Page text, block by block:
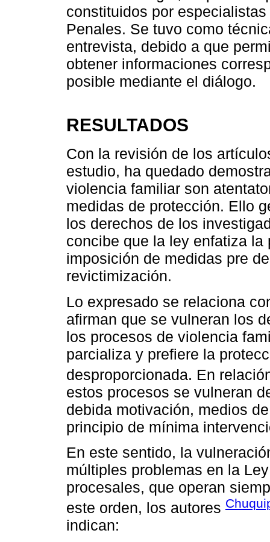
constituidos por
Penales. Se tuvo como
entrevista, debido a que
obtener informaciones
posible mediante el diálogo.
RESULTADOS
Con la revisión de los
estudio, ha quedado
violencia familiar son
medidas de protección. Ello
los derechos de los
concibe que la ley enfatiza
imposición de medidas pre
revictimización.
Lo expresado se relaciona
afirman que se vulneran los
los procesos de violencia
parcializa y prefiere la
desproporcionada. En
estos procesos se vulneran
debida motivación, medios
principio de mínima
En este sentido, la
múltiples problemas en la
procesales, que operan
este orden, los autores
indican: